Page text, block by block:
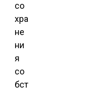
со
хра
не
ни
я
со
бст